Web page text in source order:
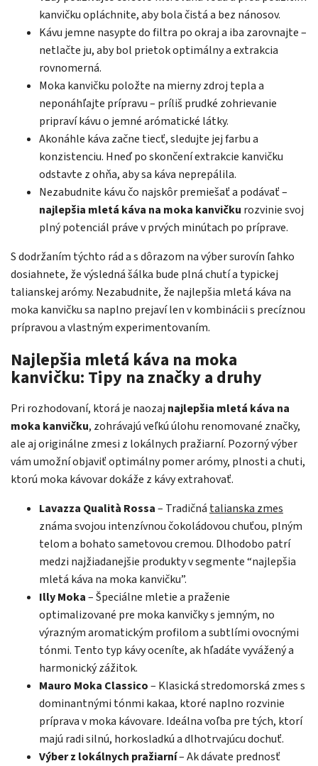
kanvičku opláchnite, aby bola čistá a bez nánosov.
Kávu jemne nasypte do filtra po okraj a iba zarovnajte –
netlačte ju, aby bol prietok optimálny a extrakcia
rovnomerná.
Moka kanvičku položte na mierny zdroj tepla a
neponáhľajte prípravu – príliš prudké zohrievanie
pripraví kávu o jemné arómatické látky.
Akonáhle káva začne tiecť, sledujte jej farbu a
konzistenciu. Hneď po skončení extrakcie kanvičku
odstavte z ohňa, aby sa káva neprepálila.
Nezabudnite kávu čo najskôr premiešať a podávať –
najlepšia mletá káva na moka kanvičku rozvinie svoj
plný potenciál práve v prvých minútach po príprave.
S dodržaním týchto rád a s dôrazom na výber surovín ľahko
dosiahnete, že výsledná šálka bude plná chutí a typickej
talianskej arómy. Nezabudnite, že najlepšia mletá káva na
moka kanvičku sa naplno prejaví len v kombinácii s precíznou
prípravou a vlastným experimentovaním.
Najlepšia mletá káva na moka
kanvičku: Tipy na značky a druhy
Pri rozhodovaní, ktorá je naozaj najlepšia mletá káva na
moka kanvičku, zohrávajú veľkú úlohu renomované značky,
ale aj originálne zmesi z lokálnych pražiarní. Pozorný výber
vám umožní objaviť optimálny pomer arómy, plnosti a chuti,
ktorú moka kávovar dokáže z kávy extrahovať.
Lavazza Qualità Rossa– Tradičnátalianska zmes
známa svojou intenzívnou čokoládovou chuťou, plným
telom a bohato sametovou cremou. Dlhodobo patrí
medzi najžiadanejšie produkty v segmente “najlepšia
mletá káva na moka kanvičku”.
Illy Moka– Špeciálne mletie a praženie
optimalizované pre moka kanvičky s jemným, no
výrazným aromatickým profilom a subtlími ovocnými
tónmi. Tento typ kávy oceníte, ak hľadáte vyvážený a
harmonický zážitok.
Mauro Moka Classico– Klasická stredomorská zmes s
dominantnými tónmi kakaa, ktoré naplno rozvinie
príprava v moka kávovare. Ideálna voľba pre tých, ktorí
majú radi silnú, horkosladkú a dlhotrvajúcu dochuť.
Výber z lokálnych pražiarní– Ak dávate prednosť